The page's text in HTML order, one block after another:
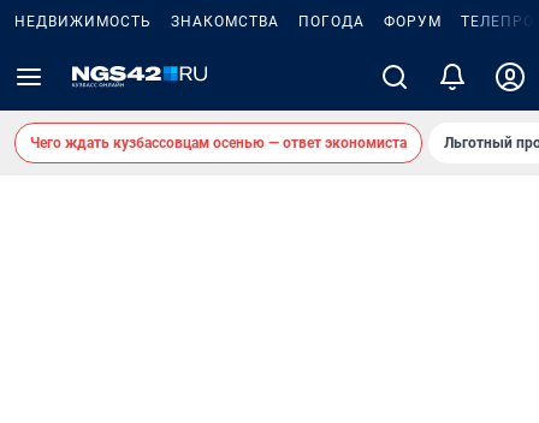
НЕДВИЖИМОСТЬ ЗНАКОМСТВА ПОГОДА ФОРУМ
Чего ждать кузбассовцам осенью — ответ экономиста Льготный